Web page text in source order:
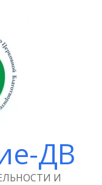
ДВ
И